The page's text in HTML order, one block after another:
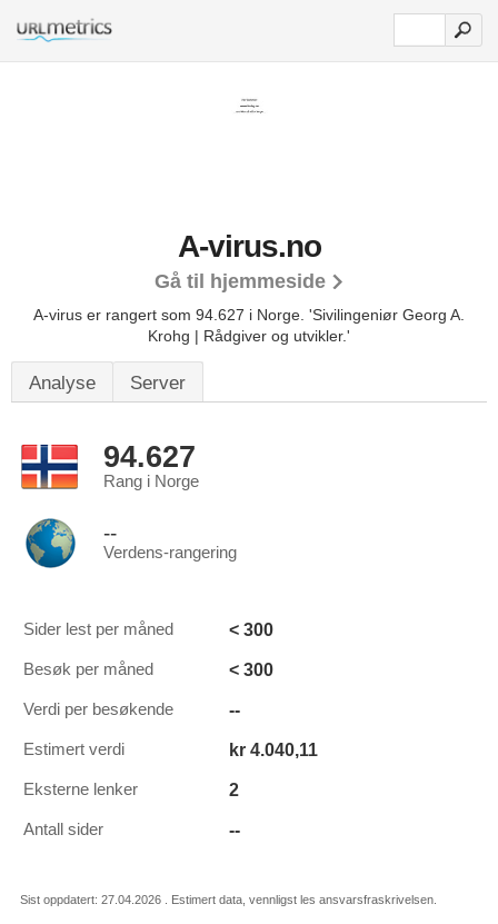
A-virus.no
Gå til hjemmeside
A-virus er rangert som 94.627 i Norge. 'Sivilingeniør Georg A.
Krohg | Rådgiver og utvikler.'
Analyse Server
94.627
Rang i Norge
--
Verdens-rangering
Sider lest per måned < 300
Besøk per måned < 300
Verdi per besøkende --
Estimert verdi kr 4.040,11
Eksterne lenker 2
Antall sider --
Sist oppdatert: 27.04.2026 . Estimert data, vennligst les ansvarsfraskrivelsen.